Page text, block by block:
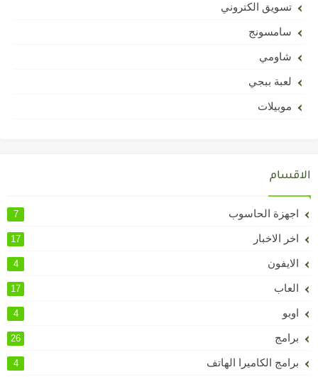
تسويق الكتروني
سامسونج
شاومي
لعبة ببجي
موبيلات
الاقسام
اجهزة الحاسوب 7
اخر الاخبار 17
الايفون 4
العاب 17
اوبو 4
برامج 26
برامج الكاميرا الهاتف 4